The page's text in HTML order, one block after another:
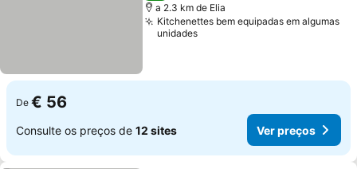
a 2.3 km de Elia
Kitchenettes bem equipadas em algumas
unidades
De € 56
Consulte os preços de 12 sites Ver preços